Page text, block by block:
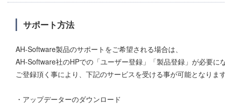
サポート方法
AH-Software製品のサポートをご希望される場合は、
AH-Software社のHPでの「ユーザー登録」「製品登録」が必要に
ご登録頂く事により、下記のサービスを受ける事が可能となりま
・アップデーターのダウンロード